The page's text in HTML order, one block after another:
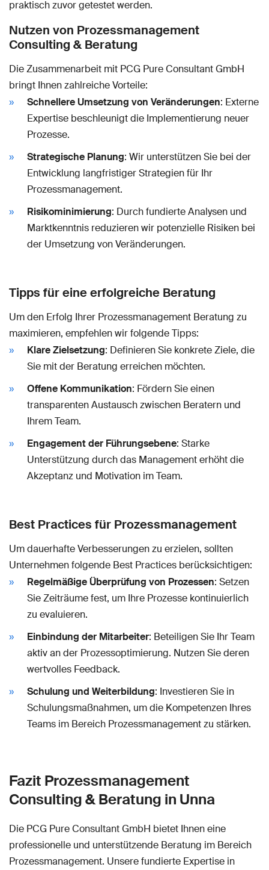
praktisch zuvor getestet werden.
Nutzen von Prozessmanagement
Consulting & Beratung
Die Zusammenarbeit mit PCG Pure Consultant GmbH
bringt Ihnen zahlreiche Vorteile:
Schnellere Umsetzung von Veränderungen: Externe
Expertise beschleunigt die Implementierung neuer
Prozesse.
Strategische Planung: Wir unterstützen Sie bei der
Entwicklung langfristiger Strategien für Ihr
Prozessmanagement.
Risikominimierung: Durch fundierte Analysen und
Marktkenntnis reduzieren wir potenzielle Risiken bei
der Umsetzung von Veränderungen.
Tipps für eine erfolgreiche Beratung
Um den Erfolg Ihrer Prozessmanagement Beratung zu
maximieren, empfehlen wir folgende Tipps:
Klare Zielsetzung: Definieren Sie konkrete Ziele, die
Sie mit der Beratung erreichen möchten.
Offene Kommunikation: Fördern Sie einen
transparenten Austausch zwischen Beratern und
Ihrem Team.
Engagement der Führungsebene: Starke
Unterstützung durch das Management erhöht die
Akzeptanz und Motivation im Team.
Best Practices für Prozessmanagement
Um dauerhafte Verbesserungen zu erzielen, sollten
Unternehmen folgende Best Practices berücksichtigen:
Regelmäßige Überprüfung von Prozessen: Setzen
Sie Zeiträume fest, um Ihre Prozesse kontinuierlich
zu evaluieren.
Einbindung der Mitarbeiter: Beteiligen Sie Ihr Team
aktiv an der Prozessoptimierung. Nutzen Sie deren
wertvolles Feedback.
Schulung und Weiterbildung: Investieren Sie in
Schulungsmaßnahmen, um die Kompetenzen Ihres
Teams im Bereich Prozessmanagement zu stärken.
Fazit Prozessmanagement
Consulting & Beratung in Unna
Die PCG Pure Consultant GmbH bietet Ihnen eine
professionelle und unterstützende Beratung im Bereich
Prozessmanagement. Unsere fundierte Expertise in